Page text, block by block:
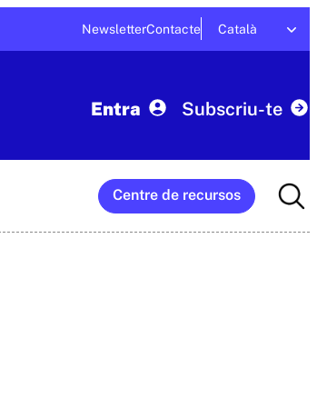
NewsletterContacte Català
Entra Subscriu-te
Centre de recursos
for: